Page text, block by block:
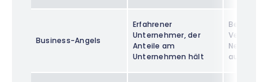
Business-Angels
Erfahrener
Unternehmer, der
Anteile am
Unternehmen hält
Beratung,
auch